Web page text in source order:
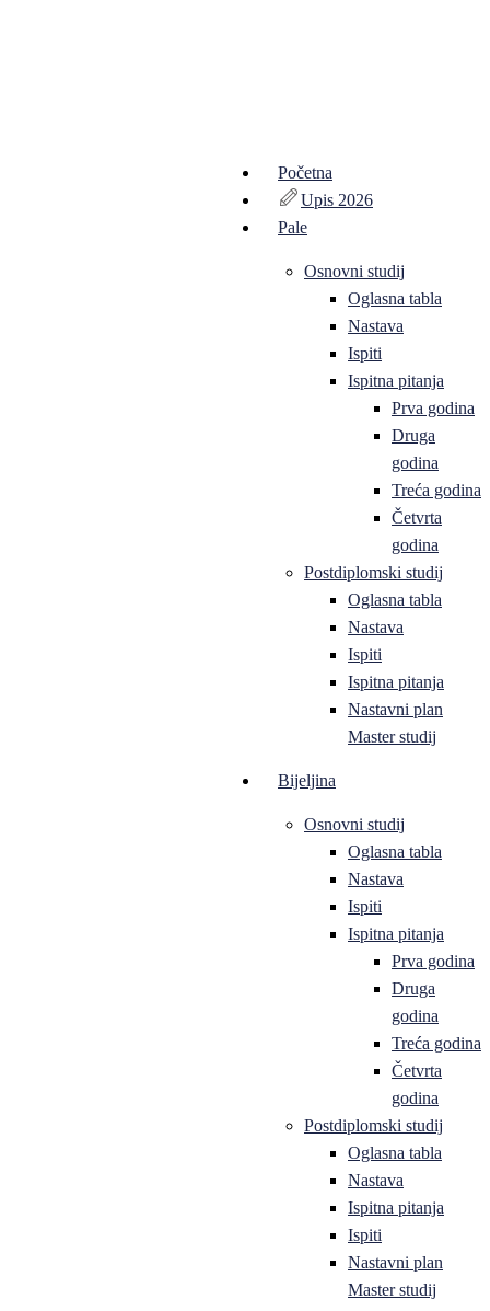
Početna
Upis 2026
Pale
Osnovni studij
Oglasna tabla
Nastava
Ispiti
Ispitna pitanja
Prva godina
Druga
godina
Treća godina
Četvrta
godina
Postdiplomski studij
Oglasna tabla
Nastava
Ispiti
Ispitna pitanja
Nastavni plan
Master studij
Bijeljina
Osnovni studij
Oglasna tabla
Nastava
Ispiti
Ispitna pitanja
Prva godina
Druga
godina
Treća godina
Četvrta
godina
Postdiplomski studij
Oglasna tabla
Nastava
Ispitna pitanja
Ispiti
Nastavni plan
Master studij